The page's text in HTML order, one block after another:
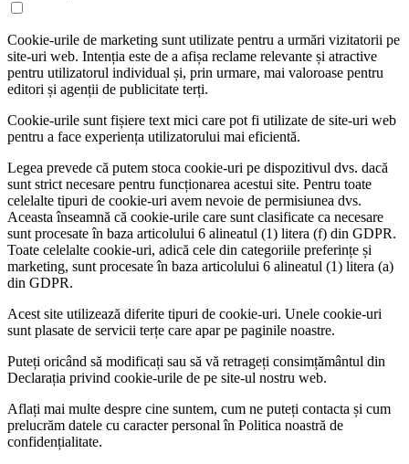
Cookie-urile de marketing sunt utilizate pentru a urmări vizitatorii pe
site-uri web. Intenția este de a afișa reclame relevante și atractive
pentru utilizatorul individual și, prin urmare, mai valoroase pentru
editori și agenții de publicitate terți.
Cookie-urile sunt fișiere text mici care pot fi utilizate de site-uri web
pentru a face experiența utilizatorului mai eficientă.
Legea prevede că putem stoca cookie-uri pe dispozitivul dvs. dacă
sunt strict necesare pentru funcționarea acestui site. Pentru toate
celelalte tipuri de cookie-uri avem nevoie de permisiunea dvs.
Aceasta înseamnă că cookie-urile care sunt clasificate ca necesare
sunt procesate în baza articolului 6 alineatul (1) litera (f) din GDPR.
Toate celelalte cookie-uri, adică cele din categoriile preferințe și
marketing, sunt procesate în baza articolului 6 alineatul (1) litera (a)
din GDPR.
Acest site utilizează diferite tipuri de cookie-uri. Unele cookie-uri
sunt plasate de servicii terțe care apar pe paginile noastre.
Puteți oricând să modificați sau să vă retrageți consimțământul din
Declarația privind cookie-urile de pe site-ul nostru web.
Aflați mai multe despre cine suntem, cum ne puteți contacta și cum
prelucrăm datele cu caracter personal în Politica noastră de
confidențialitate.